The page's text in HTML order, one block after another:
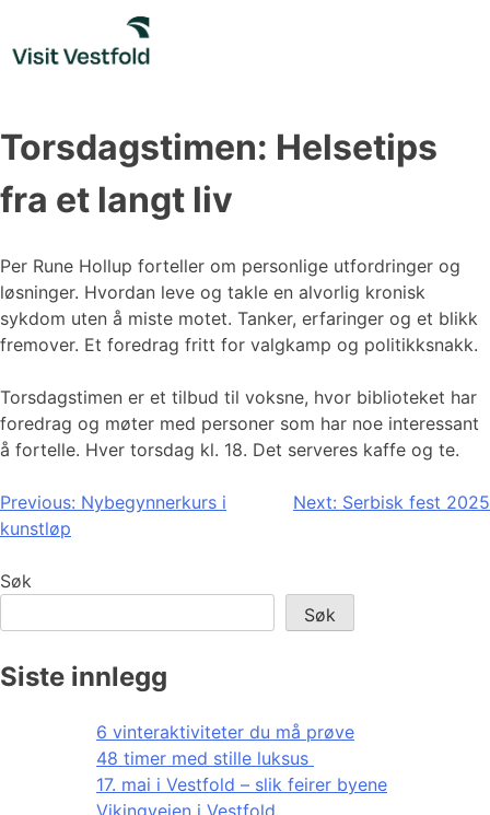
content
Torsdagstimen: Helsetips
fra et langt liv
Per Rune Hollup forteller om personlige utfordringer og
løsninger. Hvordan leve og takle en alvorlig kronisk
sykdom uten å miste motet. Tanker, erfaringer og et blikk
fremover. Et foredrag fritt for valgkamp og politikksnakk.
Torsdagstimen er et tilbud til voksne, hvor biblioteket har
foredrag og møter med personer som har noe interessant
å fortelle. Hver torsdag kl. 18. Det serveres kaffe og te.
Innleggsnavigasjon
Previous: Nybegynnerkurs i
kunstløp
Next: Serbisk fest 2025
Søk
Søk
Siste innlegg
6 vinteraktiviteter du må prøve
48 timer med stille luksus
17. mai i Vestfold – slik feirer byene